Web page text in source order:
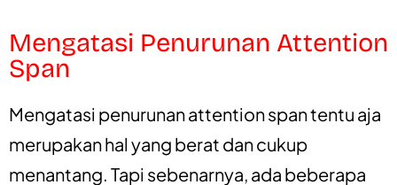
Mengatasi Penurunan Attention
Span
Mengatasi penurunan attention span tentu aja
merupakan hal yang berat dan cukup
menantang. Tapi sebenarnya, ada beberapa